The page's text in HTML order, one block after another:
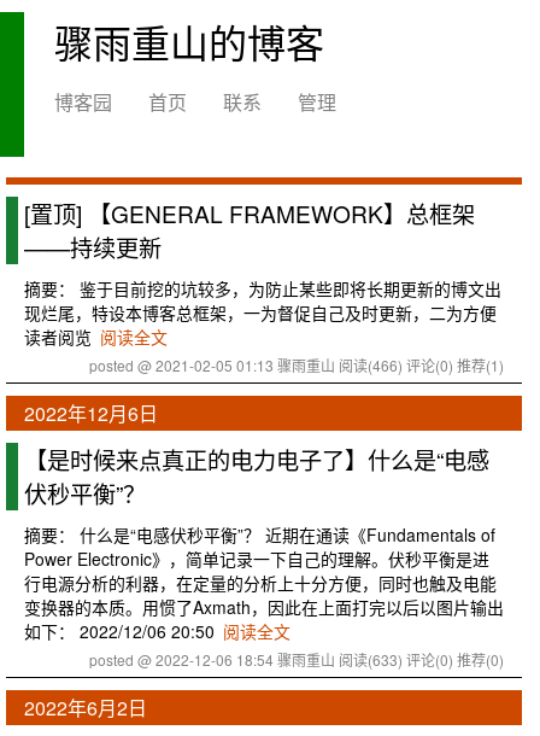
骤雨重山的博客
博客园 首页 联系 管理
[置顶] 【GENERAL FRAMEWORK】总框架
——持续更新
摘要： 鉴于目前挖的坑较多，为防止某些即将长期更新的博文出
现烂尾，特设本博客总框架，一为督促自己及时更新，二为方便
读者阅览 阅读全文
posted @ 2021-02-05 01:13 骤雨重山 阅读(466) 评论(0) 推荐(1)
2022年12月6日
【是时候来点真正的电力电子了】什么是“电感
伏秒平衡”？
摘要： 什么是“电感伏秒平衡”？ 近期在通读《Fundamentals of
Power Electronic》，简单记录一下自己的理解。伏秒平衡是进
行电源分析的利器，在定量的分析上十分方便，同时也触及电能
变换器的本质。用惯了Axmath，因此在上面打完以后以图片输出
如下： 2022/12/06 20:50 阅读全文
posted @ 2022-12-06 18:54 骤雨重山 阅读(633) 评论(0) 推荐(0)
2022年6月2日